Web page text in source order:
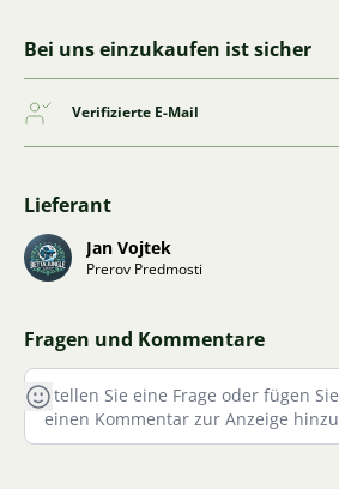
Bei uns einzukaufen ist sicher
Verifizierte E-Mail
Lieferant
Jan Vojtek
Prerov Predmosti
Fragen und Kommentare